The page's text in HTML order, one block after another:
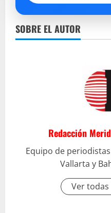
SOBRE EL AUTOR
Redacción
Equipo de
Vallarta y
Ver